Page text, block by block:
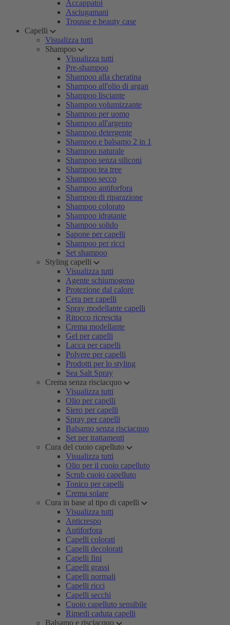
Accappatoi
Asciugamani
Trousse e beauty case
Capelli
Visualizza tutti
Shampoo
Visualizza tutti
Pre-shampoo
Shampoo alla cheratina
Shampoo all'olio di argan
Shampoo lisciante
Shampoo volumizzante
Shampoo per uomo
Shampoo all'argento
Shampoo detergente
Shampoo e balsamo 2 in 1
Shampoo naturale
Shampoo senza siliconi
Shampoo tea tree
Shampoo secco
Shampoo antiforfora
Shampoo di riparazione
Shampoo colorato
Shampoo idratante
Shampoo solido
Sapone per capelli
Shampoo per ricci
Set shampoo
Styling capelli
Visualizza tutti
Agente schiumogeno
Protezione dal calore
Cera per capelli
Spray modellante capelli
Ritocco ricrescita
Crema modellante
Gel per capelli
Lacca per capelli
Polvere per capelli
Prodotti per lo styling
Sea Salt Spray
Crema senza risciacquo
Visualizza tutti
Olio per capelli
Siero per capelli
Spray per capelli
Balsamo senza risciacquo
Set per trattamenti
Cura del cuoio capelluto
Visualizza tutti
Olio per il cuoio capelluto
Scrub cuoio capelluto
Tonico per capelli
Crema solare
Cura in base al tipo di capelli
Visualizza tutti
Anticrespo
Antiforfora
Capelli colorati
Capelli decolorati
Capelli fini
Capelli grassi
Capelli normali
Capelli ricci
Capelli secchi
Cuoio capelluto sensibile
Rimedi caduta capelli
Balsamo e risciacquo